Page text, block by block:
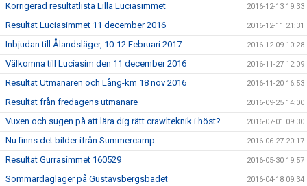
Korrigerad resultatlista Lilla Luciasimmet 2016-12-13 19:33
Resultat Luciasimmet 11 december 2016 2016-12-11 21:31
Inbjudan till Ålandsläger, 10-12 Februari 2017 2016-12-09 10:28
Välkomna till Luciasim den 11 december 2016 2016-11-27 12:09
Resultat Utmanaren och Lång-km 18 nov 2016 2016-11-20 16:53
Resultat från fredagens utmanare 2016-09-25 14:00
Vuxen och sugen på att lära dig rätt crawlteknik i höst? 2016-07-01 09:30
Nu finns det bilder ifrån Summercamp 2016-06-27 20:17
Resultat Gurrasimmet 160529 2016-05-30 19:57
Sommardagläger på Gustavsbergsbadet 2016-04-18 09:34